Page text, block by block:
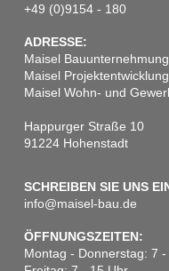
+49 (0)9154 - 180
ADRESSE:
Maisel
Maisel
Maisel Wohn- und
Happurger Straße 10
91224 Hohenstadt
SCHREIBEN SIE UNS
info@maisel-bau.de
ÖFFNUNGSZEITEN:
Montag - Donnerstag: 7